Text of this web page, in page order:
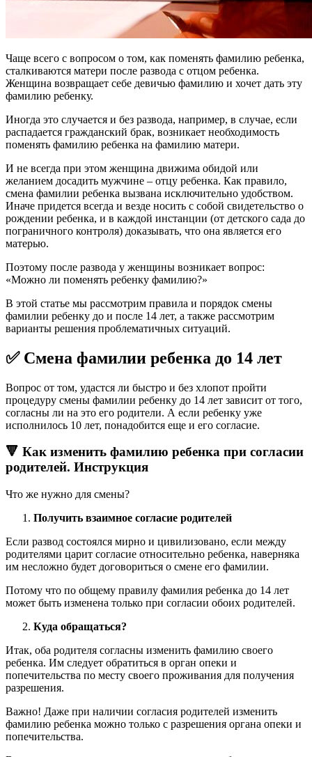
Чаще всего с вопросом о том, как поменять фамилию ребенка,
сталкиваются матери после развода с отцом ребенка.
Женщина возвращает себе девичью фамилию и хочет дать эту
фамилию ребенку.
Иногда это случается и без развода, например, в случае, если
распадается гражданский брак, возникает необходимость
поменять фамилию ребенка на фамилию матери.
И не всегда при этом женщина движима обидой или
желанием досадить мужчине – отцу ребенка. Как правило,
смена фамилии ребенка вызвана исключительно удобством.
Иначе придется всегда и везде носить с собой свидетельство о
рождении ребенка, и в каждой инстанции (от детского сада до
пограничного контроля) доказывать, что она является его
матерью.
Поэтому после развода у женщины возникает вопрос:
«Можно ли поменять ребенку фамилию?»
В этой статье мы рассмотрим правила и порядок смены
фамилии ребенку до и после 14 лет, а также рассмотрим
варианты решения проблематичных ситуаций.
✅ Смена фамилии ребенка до 14 лет
Вопрос от том, удастся ли быстро и без хлопот пройти
процедуру смены фамилии ребенку до 14 лет зависит от того,
согласны ли на это его родители. А если ребенку уже
исполнилось 10 лет, понадобится еще и его согласие.
🔻 Как изменить фамилию ребенка при согласии
родителей. Инструкция
Что же нужно для смены?
Получить взаимное согласие родителей
Если развод состоялся мирно и цивилизовано, если между
родителями царит согласие относительно ребенка, наверняка
им несложно будет договориться о смене его фамилии.
Потому что по общему правилу фамилия ребенка до 14 лет
может быть изменена только при согласии обоих родителей.
Куда обращаться?
Итак, оба родителя согласны изменить фамилию своего
ребенка. Им следует обратиться в орган опеки и
попечительства по месту своего проживания для получения
разрешения.
Важно! Даже при наличии согласия родителей изменить
фамилию ребенка можно только с разрешения органа опеки и
попечительства.